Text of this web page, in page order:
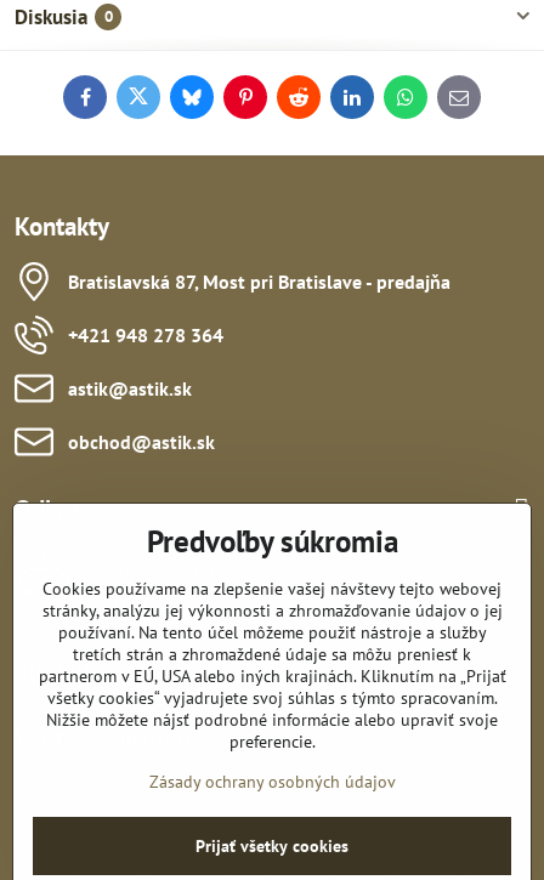
Diskusia 0
FacebookTwitterBlueskyPinterestReddit LinkedInWhatsApp
E-
mail
Kontakty
Bratislavská 87, Most pri Bratislave - predajňa
+421 948 278 364
astik​@astik​.sk
obchod​@astik​.sk
Odkazy:
Sledujte nás:
Všetko k nákupu:
©2026Copyright
Predvoľby súkromiaZásady ochrany osobných údajov
Predvoľby súkromia
Cookies používame na zlepšenie vašej návštevy tejto webovej
stránky, analýzu jej výkonnosti a zhromažďovanie údajov o jej
používaní. Na tento účel môžeme použiť nástroje a služby
tretích strán a zhromaždené údaje sa môžu preniesť k
partnerom v EÚ, USA alebo iných krajinách. Kliknutím na „Prijať
všetky cookies“ vyjadrujete svoj súhlas s týmto spracovaním.
Nižšie môžete nájsť podrobné informácie alebo upraviť svoje
preferencie.
Zásady ochrany osobných údajov
Prijať všetky cookies